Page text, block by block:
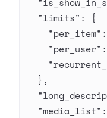
  "limits"
: {
    "per_item"
:
    "per_user"
:
  },
  "media_list"